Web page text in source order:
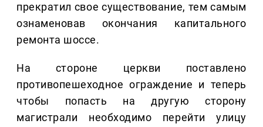
прекратил свое существование, тем самым
ознаменовав окончания капитального
ремонта шоссе.
На стороне церкви поставлено
противопешеходное ограждение и теперь
чтобы попасть на другую сторону
магистрали необходимо перейти улицу